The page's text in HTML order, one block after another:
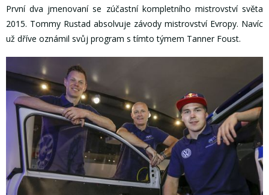
První dva jmenovaní se zúčastní kompletního mistrovství světa
2015. Tommy Rustad absolvuje závody mistrovství Evropy. Navíc
už dříve oznámil svůj program s tímto týmem Tanner Foust.